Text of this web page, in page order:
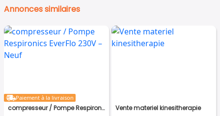
Annonces similaires
Paiement à la livraison
compresseur / Pompe Respironics EverFlo 230V – Neuf Vente materiel kinesitherapie